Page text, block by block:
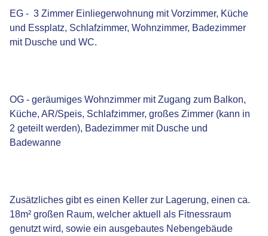
EG - 3 Zimmer Einliegerwohnung mit Vorzimmer, Küche
und Essplatz, Schlafzimmer, Wohnzimmer, Badezimmer
mit Dusche und WC.
OG - geräumiges Wohnzimmer mit Zugang zum Balkon,
Küche, AR/Speis, Schlafzimmer, großes Zimmer (kann in
2 geteilt werden), Badezimmer mit Dusche und
Badewanne
Zusätzliches gibt es einen Keller zur Lagerung, einen ca.
18m² großen Raum, welcher aktuell als Fitnessraum
genutzt wird, sowie ein ausgebautes Nebengebäude